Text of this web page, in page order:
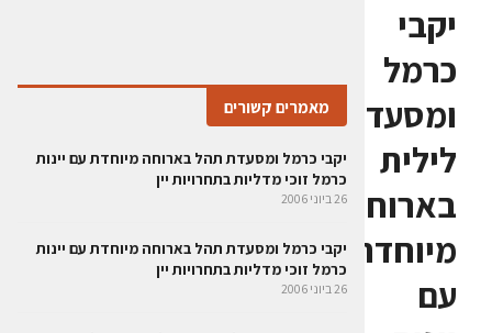
יקבי
כרמל
ומסעדת
לילית
בארוחה
מיוחדת
עם
מאמרים קשורים
יקבי כרמל ומסעדת תהל בארוחה מיוחדת עם יינות
כרמל זוכי מדליות בתחרויות יין
26 ביוני 2006
יקבי כרמל ומסעדת תהל בארוחה מיוחדת עם יינות
כרמל זוכי מדליות בתחרויות יין
26 ביוני 2006